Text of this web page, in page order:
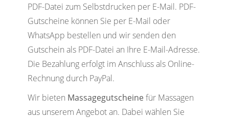
PDF-Datei zum Selbstdrucken per E-Mail. PDF-
Gutscheine können Sie per E-Mail oder
WhatsApp bestellen und wir senden den
Gutschein als PDF-Datei an Ihre E-Mail-Adresse.
Die Bezahlung erfolgt im Anschluss als Online-
Rechnung durch PayPal.
Wir bieten Massagegutscheinefür Massagen
aus unserem Angebot an. Dabei wählen Sie